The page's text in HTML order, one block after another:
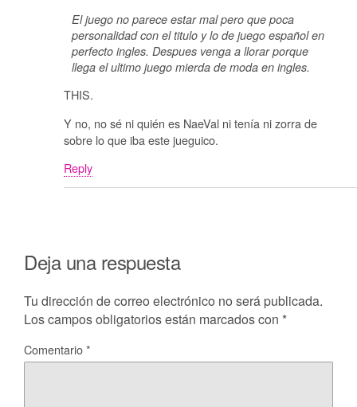
El juego no parece estar mal pero que poca
personalidad con el titulo y lo de juego español en
perfecto ingles. Despues venga a llorar porque
llega el ultimo juego mierda de moda en ingles.
THIS.
Y no, no sé ni quién es NaeVal ni tenía ni zorra de
sobre lo que iba este jueguico.
Reply
Deja una respuesta
Tu dirección de correo electrónico no será publicada.
Los campos obligatorios están marcados con *
Comentario*